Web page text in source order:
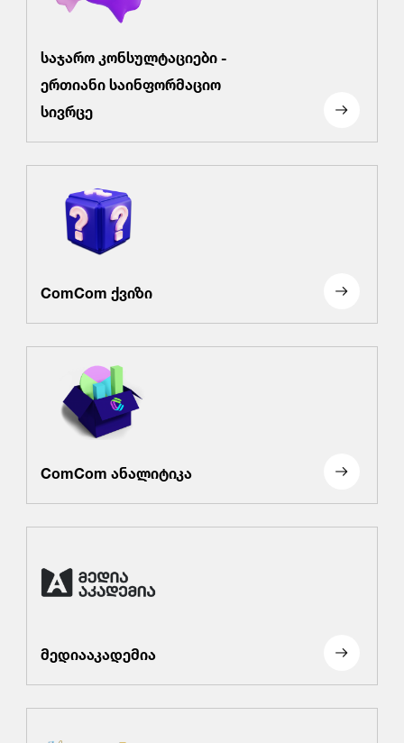
საჯარო კონსულტაციები -
ერთიანი საინფორმაციო
სივრცე
ComCom ქვიზი
ComCom ანალიტიკა
მედიააკადემია